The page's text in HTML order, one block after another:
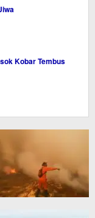
Kobar Tembus